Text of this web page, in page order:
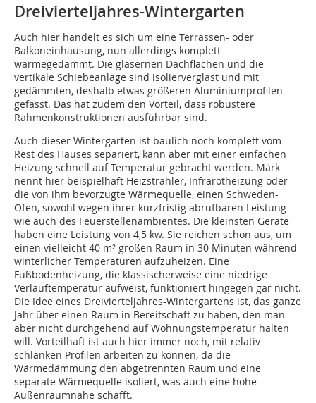
Dreivierteljahres-Wintergarten
Auch hier handelt es sich um eine Terrassen- oder
Balkoneinhausung, nun allerdings komplett
wärmegedämmt. Die gläsernen Dachflächen und die
vertikale Schiebeanlage sind isolierverglast und mit
gedämmten, deshalb etwas größeren Aluminiumprofilen
gefasst. Das hat zudem den Vorteil, dass robustere
Rahmenkonstruktionen ausführbar sind.
Auch dieser Wintergarten ist baulich noch komplett vom
Rest des Hauses separiert, kann aber mit einer einfachen
Heizung schnell auf Temperatur gebracht werden. Märk
nennt hier beispielhaft Heizstrahler, Infrarotheizung oder
die von ihm bevorzugte Wärmequelle, einen Schweden-
Ofen, sowohl wegen ihrer kurzfristig abrufbaren Leistung
wie auch des Feuerstellenambientes. Die kleinsten Geräte
haben eine Leistung von 4,5 kw. Sie reichen schon aus, um
einen vielleicht 40 m² großen Raum in 30 Minuten während
winterlicher Temperaturen aufzuheizen. Eine
Fußbodenheizung, die klassischerweise eine niedrige
Verlauftemperatur aufweist, funktioniert hingegen gar nicht.
Die Idee eines Dreivierteljahres-Wintergartens ist, das ganze
Jahr über einen Raum in Bereitschaft zu haben, den man
aber nicht durchgehend auf Wohnungstemperatur halten
will. Vorteilhaft ist auch hier immer noch, mit relativ
schlanken Profilen arbeiten zu können, da die
Wärmedämmung den abgetrennten Raum und eine
separate Wärmequelle isoliert, was auch eine hohe
Außenraumnähe schafft.